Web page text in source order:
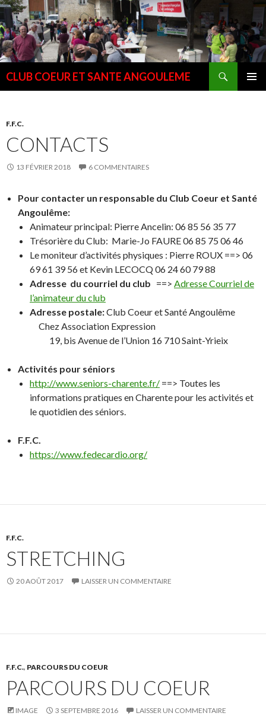
CLUB COEUR ET SANTE ANGOULEME
F.F.C.
CONTACTS
13 FÉVRIER 2018 6 COMMENTAIRES
Pour contacter un responsable du Club Coeur et Santé
Angoulême:
Animateur principal: Pierre Ancelin: 06 85 56 35 77
Trésorière du Club: Marie-Jo FAURE 06 85 75 06 46
Le moniteur d’activités physiques : Pierre ROUX ==> 06
69 61 39 56 et Kevin LECOCQ 06 24 60 79 88
Adresse du courriel du club ==> Adresse Courriel de
l’animateur du club
Adresse postale:Club Coeur et Santé Angoulême
Chez Association Expression
19, bis Avenue de l’Union 16 710 Saint-Yrieix
Activités pour séniors
http://www.seniors-charente.fr/ ==> Toutes les
informations pratiques en Charente pour les activités et
le quotidien des séniors.
F.F.C.
https://www.fedecardio.org/
F.F.C.
STRETCHING
20 AOÛT 2017 LAISSER UN COMMENTAIRE
F.F.C., PARCOURS DU COEUR
PARCOURS DU COEUR
IMAGE 3 SEPTEMBRE 2016 LAISSER UN COMMENTAIRE